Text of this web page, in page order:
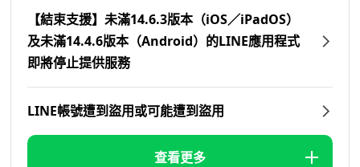
【結束支援】未滿14.6.3版本（iOS／iPadOS）
及未滿14.4.6版本（Android）的LINE應用程式
即將停止提供服務
LINE帳號遭到盜用或可能遭到盜用
查看更多